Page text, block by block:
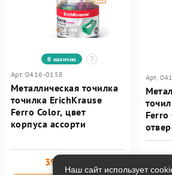
В наличии
Арт. 0416-0158
Металлическая точилка
точилка ErichKrause
Ferro Color, цвет
корпуса ассорти
39,50 руб.
Арт.
Ferro
Наш сайт использует